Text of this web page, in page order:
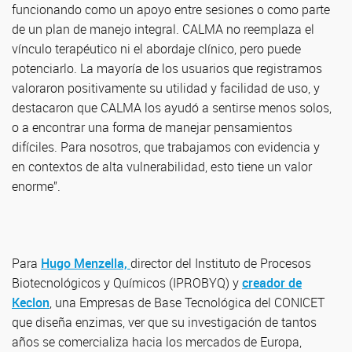
funcionando como un apoyo entre sesiones o como parte
de un plan de manejo integral. CALMA no reemplaza el
vínculo terapéutico ni el abordaje clínico, pero puede
potenciarlo. La mayoría de los usuarios que registramos
valoraron positivamente su utilidad y facilidad de uso, y
destacaron que CALMA los ayudó a sentirse menos solos,
o a encontrar una forma de manejar pensamientos
difíciles. Para nosotros, que trabajamos con evidencia y
en contextos de alta vulnerabilidad, esto tiene un valor
enorme”.
Para Hugo Menzella, director del Instituto de Procesos
Biotecnológicos y Químicos (IPROBYQ) ycreador de
Keclon, una Empresas de Base Tecnológica del CONICET
que diseña enzimas, ver que su investigación de tantos
años se comercializa hacia los mercados de Europa,